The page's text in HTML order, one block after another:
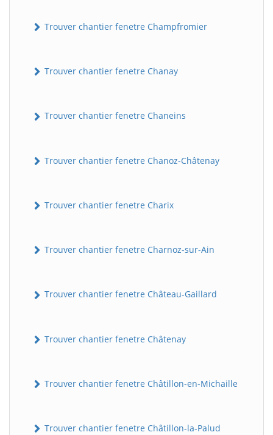
Trouver chantier fenetre Champfromier
Trouver chantier fenetre Chanay
Trouver chantier fenetre Chaneins
Trouver chantier fenetre Chanoz-Châtenay
Trouver chantier fenetre Charix
Trouver chantier fenetre Charnoz-sur-Ain
Trouver chantier fenetre Château-Gaillard
Trouver chantier fenetre Châtenay
Trouver chantier fenetre Châtillon-en-Michaille
Trouver chantier fenetre Châtillon-la-Palud